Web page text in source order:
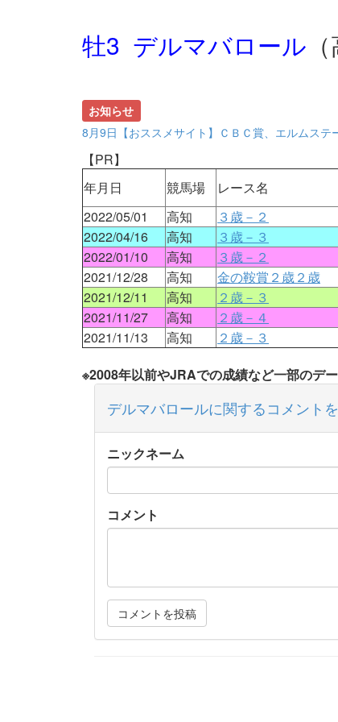
牡3 デルマバロール
お知らせ
8月9日【おススメサイト】ＣＢＣ賞、エルムステ
【PR】
年月日
競馬場 レース名
2022/05/01
高知 ３歳－２
2022/04/16
高知 ３歳－３
2022/01/10
高知 ３歳－２
2021/12/28
高知 金の鞍賞２歳２歳
2021/12/11
高知 ２歳－３
2021/11/27
高知 ２歳－４
2021/11/13
高知 ２歳－３
※2008年以前やJRAでの成績など一部のデ
デルマバロールに関するコメント
ニックネーム
コメント